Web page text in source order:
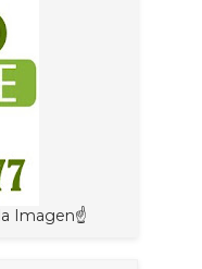
Imagen☝